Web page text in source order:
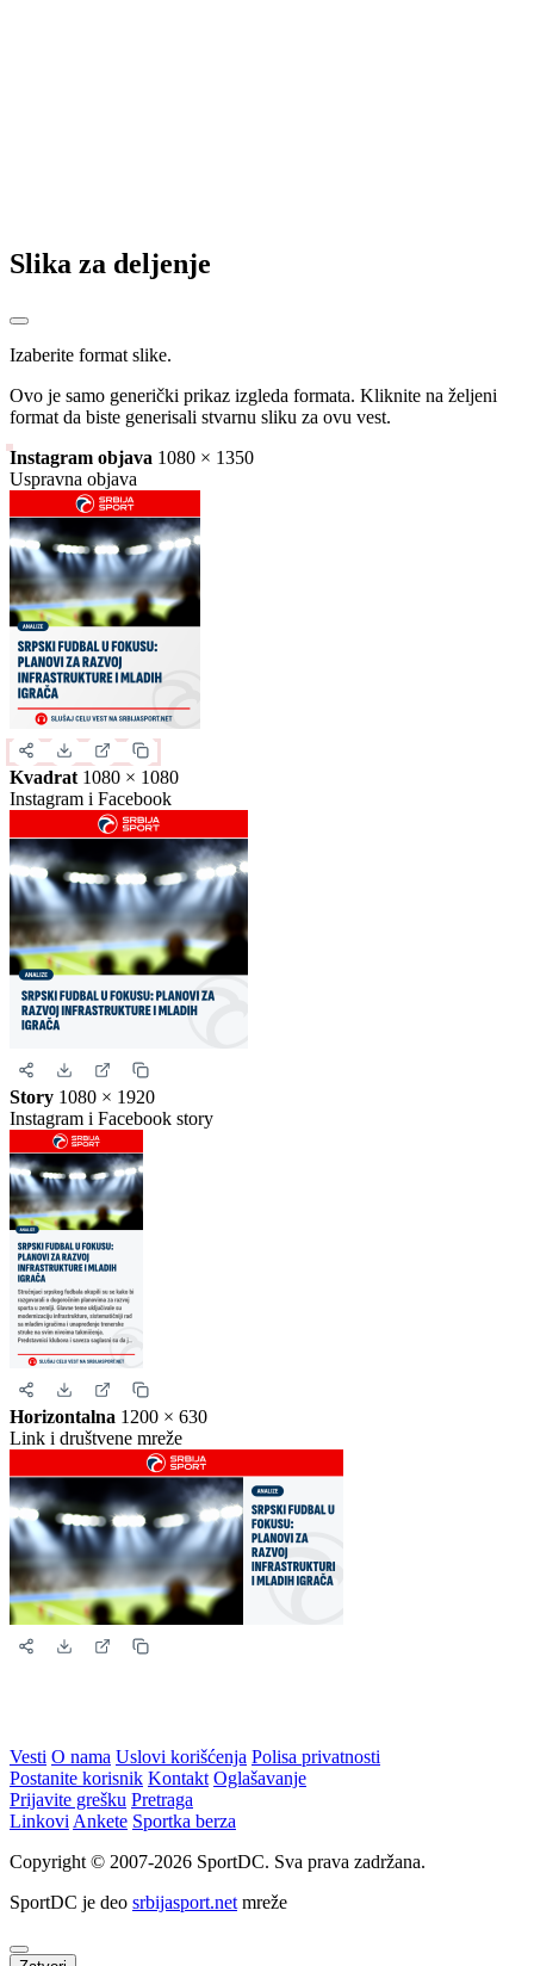
Slika za deljenje
Izaberite format slike.
Ovo je samo generički prikaz izgleda formata. Kliknite na željeni
format da biste generisali stvarnu sliku za ovu vest.
Instagram objava1080 × 1350
Uspravna objava
Kvadrat1080 × 1080
Instagram i Facebook
Story1080 × 1920
Instagram i Facebook story
Link i društvene mreže